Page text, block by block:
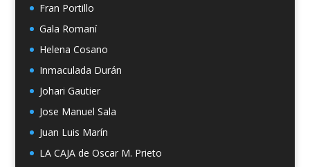
Fran Portillo
Gala Romaní
Helena Cosano
Inmaculada Durán
Johari Gautier
Jose Manuel Sala
Juan Luis Marín
LA CAJA de Oscar M. Prieto